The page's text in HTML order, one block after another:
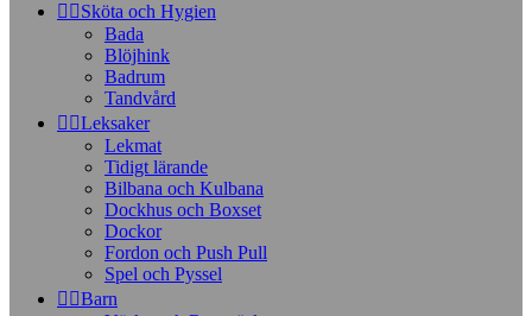
 Sköta och Hygien
Bada
Blöjhink
Badrum
Tandvård
 Leksaker
Lekmat
Tidigt lärande
Bilbana och Kulbana
Dockhus och Boxset
Dockor
Fordon och Push Pull
Spel och Pyssel
 Barn